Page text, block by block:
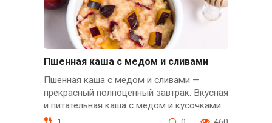
Пшенная каша с медом и сливами
Пшенная каша с медом и сливами —
прекрасный полноценный завтрак. Вкусная
и питательная каша с медом и кусочками